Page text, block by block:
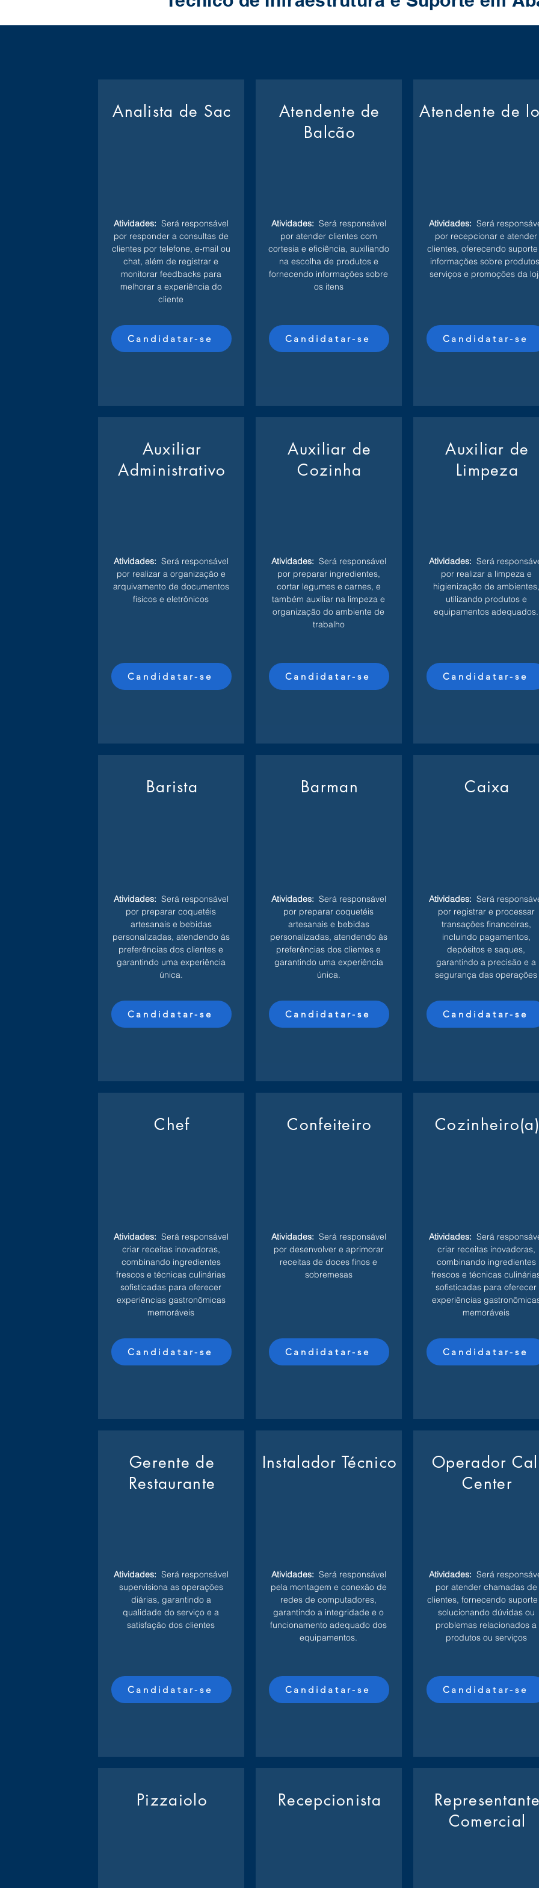
Analista de Sac
Atividades: Será responsável
por responder a consultas de
clientes por telefone, e-mail ou
chat, além de registrar e
monitorar feedbacks para
melhorar a experiência do
cliente
Candidatar-se
Auxiliar
Administrativo
Atividades: Será responsável
por realizar a organização e
arquivamento de documentos
físicos e eletrônicos
Candidatar-se
Barista
Atividades: Será responsável
por preparar coquetéis
artesanais e bebidas
personalizadas, atendendo às
preferências dos clientes e
garantindo uma experiência
única.
Candidatar-se
Chef
Atividades: Será responsável
criar receitas inovadoras,
combinando ingredientes
frescos e técnicas culinárias
sofisticadas para oferecer
experiências gastronômicas
memoráveis
Candidatar-se
Gerente de
Restaurante
Atividades: Será responsável
supervisiona as operações
diárias, garantindo a
qualidade do serviço e a
satisfação dos clientes
Candidatar-se
Pizzaiolo
Atendente de
Balcão
Atividades: Será responsável
por atender clientes com
cortesia e eficiência, auxiliando
na escolha de produtos e
fornecendo informações sobre
os itens
Candidatar-se
Auxiliar de
Cozinha
Atividades: Será responsável
por preparar ingredientes,
cortar legumes e carnes, e
também auxiliar na limpeza e
organização do ambiente de
trabalho
Candidatar-se
Barman
Atividades: Será responsável
por preparar coquetéis
artesanais e bebidas
personalizadas, atendendo às
preferências dos clientes e
garantindo uma experiência
única.
Candidatar-se
Confeiteiro
Atividades: Será responsável
por desenvolver e aprimorar
receitas de doces finos e
sobremesas
Candidatar-se
Instalador Técnico
Atividades: Será responsável
pela montagem e conexão de
redes de computadores,
garantindo a integridade e o
funcionamento adequado dos
equipamentos.
Candidatar-se
Recepcionista
Atendente de
Atividades: Será
por recepcionar e atender
clientes, oferecendo
informações sobre
serviços e promoções da
Candidatar-se
Auxiliar de
Limpeza
Atividades: Será
por realizar a limpeza e
higienização de ambientes,
utilizando produtos e
equipamentos adequados.
Candidatar-se
Caixa
Atividades: Será
por registrar e processar
transações financeiras,
incluindo pagamentos,
depósitos e saques,
garantindo a precisão e a
segurança das operações
Candidatar-se
Cozinheiro(a)
Atividades: Será
criar receitas inovadoras,
combinando ingredientes
frescos e técnicas
sofisticadas para oferecer
experiências
memoráveis
Candidatar-se
Operador
Center
Atividades: Será
por atender chamadas de
clientes, fornecendo
solucionando dúvidas ou
problemas relacionados a
produtos ou serviços
Candidatar-se
Comercial